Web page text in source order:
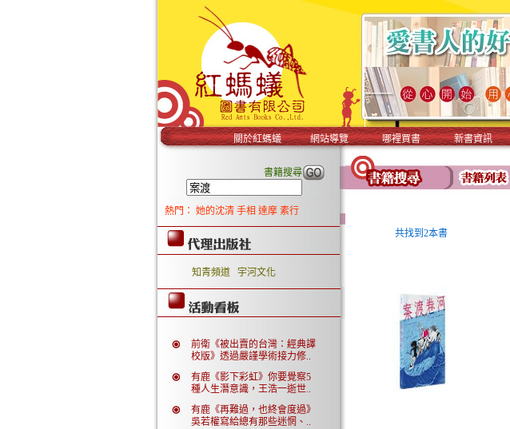
關於紅螞蟻 網站導覽 哪裡買書 新書資訊
書籍搜尋
熱門： 她的沈清 手相 達摩 素行
知青頻道 宇河文化
前衛《被出賣的台灣：經典譯
校版》透過嚴謹學術接力修..
有鹿《影下彩虹》你要覺察5
種人生潛意識，王浩一逝世..
有鹿《再難過，也終會度過》
吳若權寫給總有那些迷惘、..
共找到2本書